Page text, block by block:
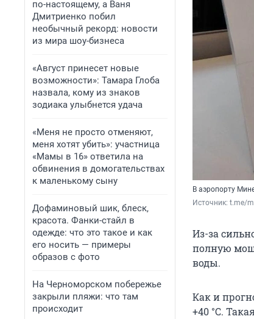
по-настоящему, а Ваня
Дмитриенко побил
необычный рекорд: новости
из мира шоу-бизнеса
«Август принесет новые
возможности»: Тамара Глоба
назвала, кому из знаков
зодиака улыбнется удача
«Меня не просто отменяют,
меня хотят убить»: участница
«Мамы в 16» ответила на
обвинения в домогательствах
к маленькому сыну
Дофаминовый шик, блеск,
красота. Фанки-стайл в
одежде: что это такое и как
его носить — примеры
образов с фото
На Черноморском побережье
закрыли пляжи: что там
происходит
В аэропорту
Источник: t.me/
Из-за
полную
воды.
Как и
+40 °С.